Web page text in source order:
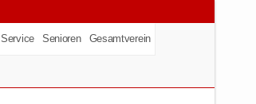
Service Senioren Gesamtverein